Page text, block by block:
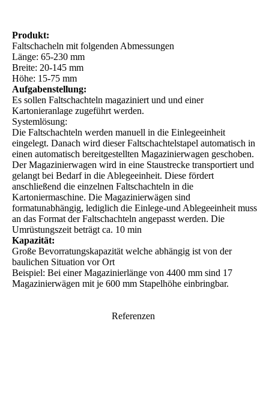
Produkt:
Faltschacheln mit folgenden Abmessungen
Länge: 65-230 mm
Breite: 20-145 mm
Höhe: 15-75 mm
Aufgabenstellung:
Es sollen Faltschachteln magaziniert und und einer
Kartonieranlage zugeführt werden.
Systemlösung:
Die Faltschachteln werden manuell in die Einlegeeinheit
eingelegt. Danach wird dieser Faltschachtelstapel automatisch in
einen automatisch bereitgestellten Magazinierwagen geschoben.
Der Magazinierwagen wird in eine Staustrecke transportiert und
gelangt bei Bedarf in die Ablegeeinheit. Diese fördert
anschließend die einzelnen Faltschachteln in die
Kartoniermaschine. Die Magazinierwägen sind
formatunabhängig, lediglich die Einlege-und Ablegeeinheit muss
an das Format der Faltschachteln angepasst werden. Die
Umrüstungszeit beträgt ca. 10 min
Kapazität:
Große Bevorratungskapazität welche abhängig ist von der
baulichen Situation vor Ort
Beispiel: Bei einer Magazinierlänge von 4400 mm sind 17
Magazinierwägen mit je 600 mm Stapelhöhe einbringbar.
Referenzen